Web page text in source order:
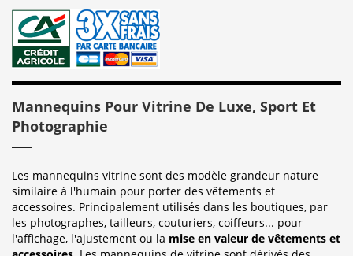
Mannequins Pour Vitrine De Luxe, Sport Et
Photographie
Les mannequins vitrine sont des modèle grandeur nature
similaire à l'humain pour porter des vêtements et
accessoires. Principalement utilisés dans les boutiques, par
les photographes, tailleurs, couturiers, coiffeurs... pour
l'affichage, l'ajustement ou la mise en valeur de vêtements et